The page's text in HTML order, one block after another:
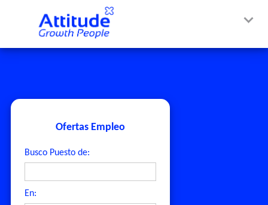
Ofertas Empleo
Busco Puesto de:
En: